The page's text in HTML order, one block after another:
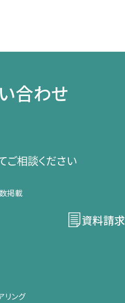
合わせ
ご相談ください​
掲載
資料請求
リング